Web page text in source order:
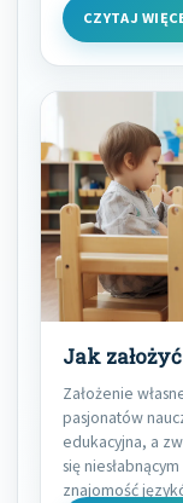
CZYTAJ
Jak
Założenie
pasjonatów
edukacyjna, a
się
znajomość